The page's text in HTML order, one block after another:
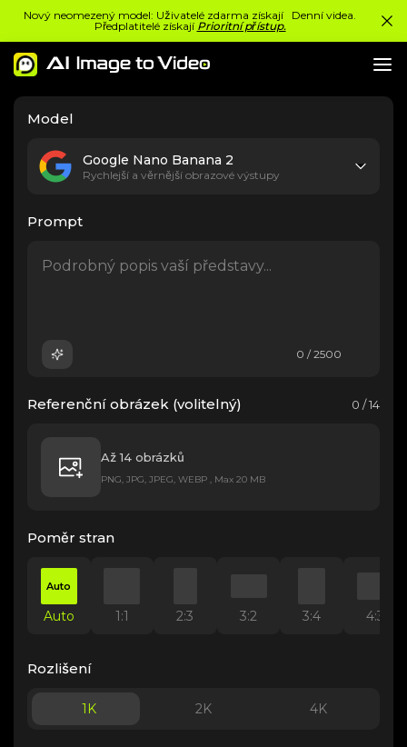
Nový neomezený model: Uživatelé zdarma získají Denní videa.
Předplatitelé získají Prioritní přístup.
Model
Google Nano Banana 2
Rychlejší a věrnější obrazové výstupy
Prompt
0 / 2500
Referenční obrázek (volitelný) 0 / 14
Až 14 obrázků
PNG, JPG, JPEG, WEBP , Max 20 MB
Poměr stran
Auto
Auto 1:1 2:3 3:2 3:4 4:3
Rozlišení
1K 2K 4K